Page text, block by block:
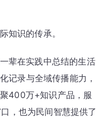
知识的传承。
辈在实践中总结的生活
记录与全域传播能力，
400万+知识产品，服
，也为民间智慧提供了